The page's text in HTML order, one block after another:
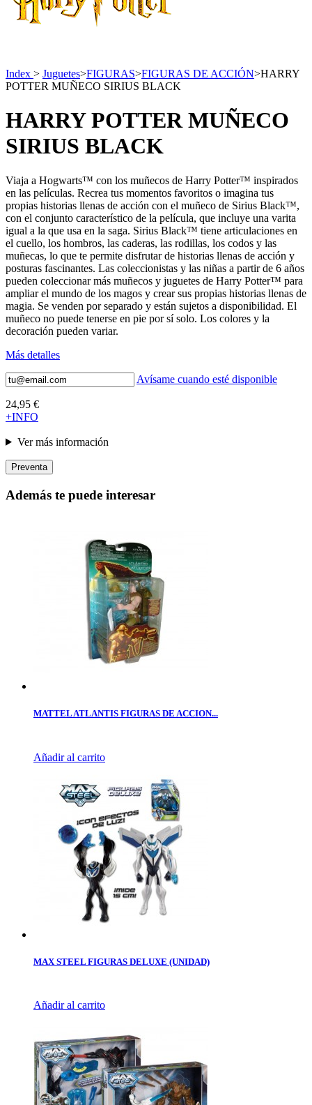
Index > Juguetes>FIGURAS>FIGURAS DE ACCIÓN>HARRY
POTTER MUÑECO SIRIUS BLACK
HARRY POTTER MUÑECO
SIRIUS BLACK
Viaja a Hogwarts™ con los muñecos de Harry Potter™ inspirados
en las películas. Recrea tus momentos favoritos o imagina tus
propias historias llenas de acción con el muñeco de Sirius Black™,
con el conjunto característico de la película, que incluye una varita
igual a la que usa en la saga. Sirius Black™ tiene articulaciones en
el cuello, los hombros, las caderas, las rodillas, los codos y las
muñecas, lo que te permite disfrutar de historias llenas de acción y
posturas fascinantes. Las coleccionistas y las niñas a partir de 6 años
pueden coleccionar más muñecos y juguetes de Harry Potter™ para
ampliar el mundo de los magos y crear sus propias historias llenas de
magia. Se venden por separado y están sujetos a disponibilidad. El
muñeco no puede tenerse en pie por sí solo. Los colores y la
decoración pueden variar.
Más detalles
Avísame cuando esté disponible
24,95 €
+INFO
Ver más información
Preventa
Además te puede interesar
MATTEL ATLANTIS FIGURAS DE ACCION...
Añadir al carrito
MAX STEEL FIGURAS DELUXE (UNIDAD)
Añadir al carrito